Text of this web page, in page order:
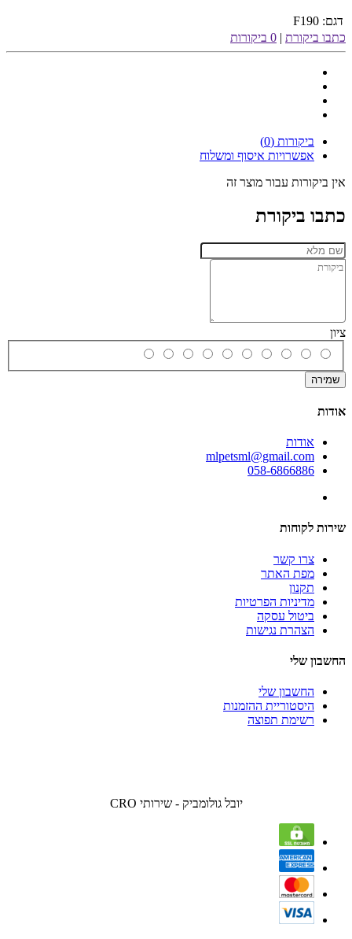
דגם: F190
כתבו ביקורת | 0 ביקורות
ביקורות (0)
אפשרויות איסוף ומשלוח
אין ביקורות עבור מוצר זה
כתבו ביקורת
ציון
שמירה
אודות
אודות
mlpetsml@gmail.com
058-6866886
שירות לקוחות
צרו קשר
מפת האתר
תקנון
מדיניות הפרטיות
ביטול עסקה
הצהרת נגישות
החשבון שלי
החשבון שלי
היסטוריית ההזמנות
רשימת תפוצה
יובל גולומביק - שירותי CRO